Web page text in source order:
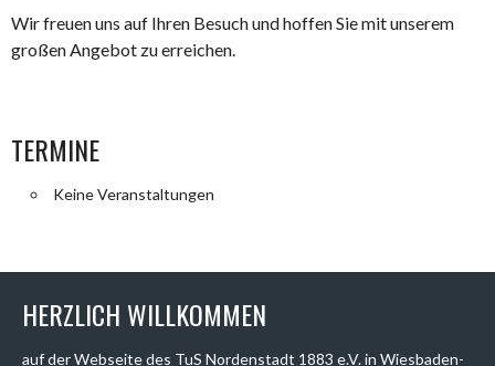
Wir freuen uns auf Ihren Besuch und hoffen Sie mit unserem
großen Angebot zu erreichen.
TERMINE
Keine Veranstaltungen
HERZLICH WILLKOMMEN
auf der Webseite des TuS Nordenstadt 1883 e.V. in Wiesbaden-